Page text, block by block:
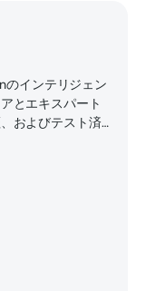
のインテリジェン
とエキスパート
およびテスト済
ソリューション
も、組織がAI イ
展開できるよう